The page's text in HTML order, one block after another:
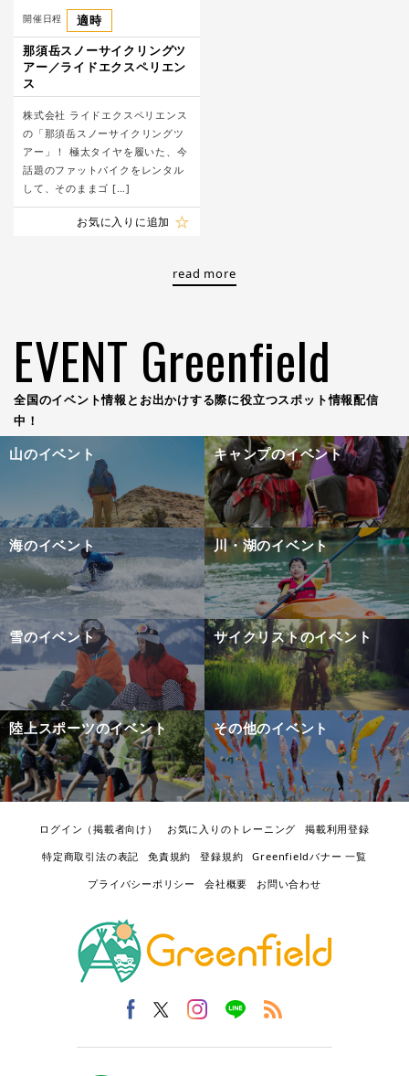
開催日程
適時
那須岳スノーサイクリングツ
アー／ライドエクスペリエン
ス
株式会社 ライドエクスペリエンス
の「那須岳スノーサイクリングツ
アー」！ 極太タイヤを履いた、今
話題のファットバイクをレンタル
して、そのままゴ […]
お気に入りに追加
read more
EVENT Greenfield
全国のイベント情報とお出かけする際に役立つスポット情報配信
中！
山のイベント キャンプのイベント
海のイベント 川・湖のイベント
雪のイベント サイクリストのイベント
陸上スポーツのイベント その他のイベント
ログイン（掲載者向け） お気に入りのトレーニング
掲載利用登録
特定商取引法の表記
免責規約 登録規約
Greenfieldバナー 一覧
プライバシーポリシー
会社概要 お問い合わせ